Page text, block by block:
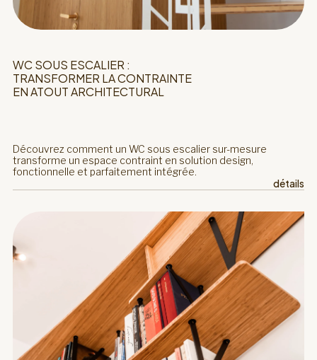
WC SOUS ESCALIER :
TRANSFORMER LA CONTRAINTE
EN ATOUT ARCHITECTURAL
Découvrez comment un WC sous escalier sur-mesure
transforme un espace contraint en solution design,
fonctionnelle et parfaitement intégrée.
détails